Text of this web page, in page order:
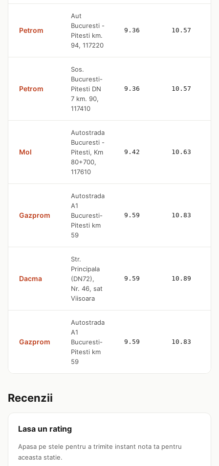
Petrom
Aut
Bucuresti -
Pitesti km.
94, 117220
9.36 10.57
Petrom
Sos.
Bucuresti-
Pitesti DN
7 km. 90,
117410
9.36 10.57
Mol
Autostrada
Bucuresti -
Pitesti, Km
80+700,
117610
9.42 10.63
Gazprom
Autostrada
A1
Bucuresti-
Pitesti km
59
9.59 10.83
Dacma
Str.
Principala
(DN72),
Nr. 46, sat
Viisoara
9.59 10.89
Gazprom
Autostrada
A1
Bucuresti-
Pitesti km
59
9.59 10.83
Recenzii
Lasa un rating
Apasa pe stele pentru a trimite instant nota ta pentru
aceasta statie.